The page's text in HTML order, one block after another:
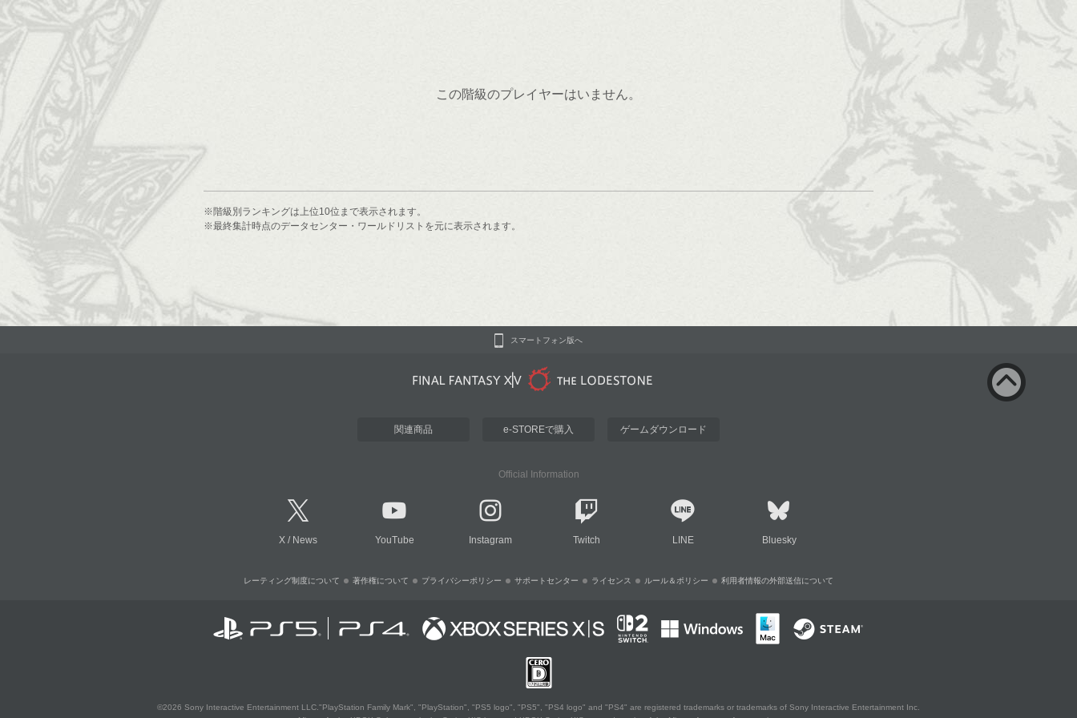
この階級のプレイヤーはいません。
※階級別ランキングは上位10位まで表示されます。
※最終集計時点のデータセンター・ワールドリストを元に表示されます。
スマートフォン版へ
関連商品 e-STOREで購入 ゲームダウンロード
Official Information
X / News YouTube Instagram Twitch LINE Bluesky
レーティング制度について 著作権について プライバシーポリシー サポートセンター ライセンス ルール＆ポリシー 利用者情報の外部送信について
©2026 Sony Interactive Entertainment LLC."PlayStation Family Mark", "PlayStation", "PS5 logo", "PS5", "PS4 logo" and "PS4" are registered trademarks or trademarks of Sony Interactive Entertainment Inc.